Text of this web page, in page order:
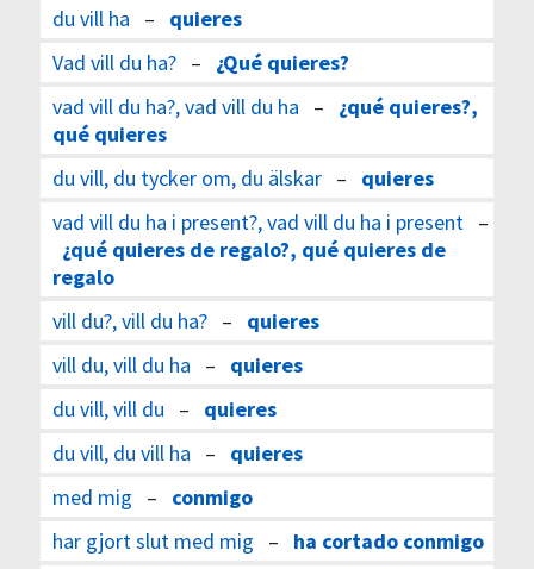
du vill ha – quieres
Vad vill du ha?– ¿Qué quieres?
vad vill du ha?, vad vill du ha – ¿qué quieres?,
qué quieres
du vill, du tycker om, du älskar– quieres
vad vill du ha i present?, vad vill du ha i present –
¿qué quieres de regalo?, qué quieres de
regalo
vill du?, vill du ha?– quieres
vill du, vill du ha – quieres
du vill, vill du – quieres
du vill, du vill ha – quieres
med mig – conmigo
har gjort slut med mig – ha cortado conmigo